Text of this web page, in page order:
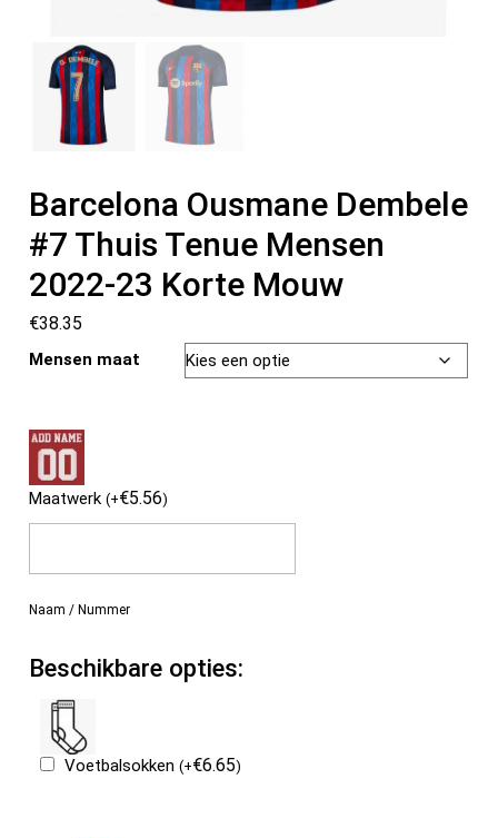
Barcelona Ousmane Dembele
#7 Thuis Tenue Mensen
2022-23 Korte Mouw
€38.35
Mensen maat
Maatwerk(+€5.56)
Naam / Nummer
Beschikbare opties:
Voetbalsokken(+€6.65)